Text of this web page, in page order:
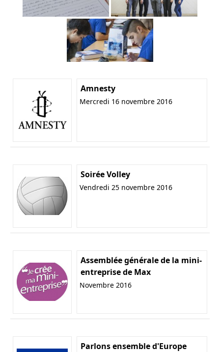
Amnesty
Mercredi 16 novembre 2016
Soirée Volley
Vendredi 25 novembre 2016
Assemblée générale de la mini-
entreprise de Max
Novembre 2016
Parlons ensemble d'Europe